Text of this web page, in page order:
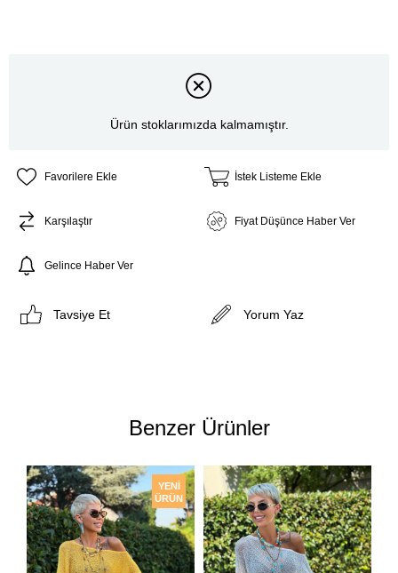
Ürün stoklarımızda kalmamıştır.
Favorilere Ekle İstek Listeme Ekle
Karşılaştır Fiyat Düşünce Haber Ver
Gelince Haber Ver
Tavsiye Et Yorum Yaz
Benzer Ürünler
YENI
ÜRÜN